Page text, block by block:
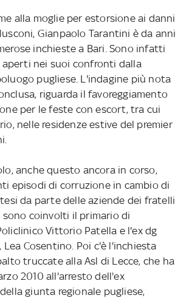
alla moglie per estorsione ai danni
Gianpaolo Tarantini è da anni
inchieste a Bari. Sono infatti
nei suoi confronti dalla
pugliese. L'indagine più nota
riguarda il favoreggiamento
per le feste con escort, tra cui
nelle residenze estive del premier
anche questo ancora in corso,
episodi di corruzione in cambio di
da parte delle aziende dei fratelli
sono coinvolti il primario di
Vittorio Patella e l'ex dg
Lea Cosentino. Poi c'è l'inchiesta
truccate alla Asl di Lecce, che ha
2010 all'arresto dell'ex
giunta regionale pugliese,